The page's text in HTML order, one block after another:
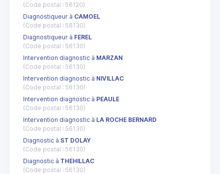
(Code postal : 56120)
Diagnostiqueur à CAMOEL
(Code postal : 56130)
Diagnostiqueur à FEREL
(Code postal : 56130)
Intervention diagnostic à MARZAN
(Code postal : 56130)
Intervention diagnostic à NIVILLAC
(Code postal : 56130)
Intervention diagnostic à PEAULE
(Code postal : 56130)
Intervention diagnostic à LA ROCHE BERNARD
(Code postal : 56130)
Diagnostic à ST DOLAY
(Code postal : 56130)
Diagnostic à THEHILLAC
(Code postal : 56130)